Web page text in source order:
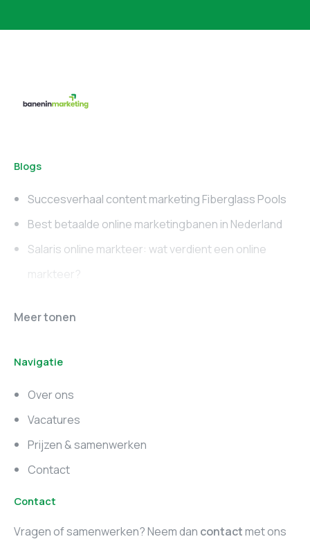
Blogs
Succesverhaal content marketing Fiberglass Pools
Best betaalde online marketingbanen in Nederland
Salaris online markteer: wat verdient een online
markteer?
Online marketing
Marketing vacatures
Zuid-Holland
Marketing vacatures
Utrecht
Meer tonen
Navigatie
Over ons
Vacatures
Prijzen & samenwerken
Contact
Contact
Vragen of samenwerken? Neem dan contactmet ons